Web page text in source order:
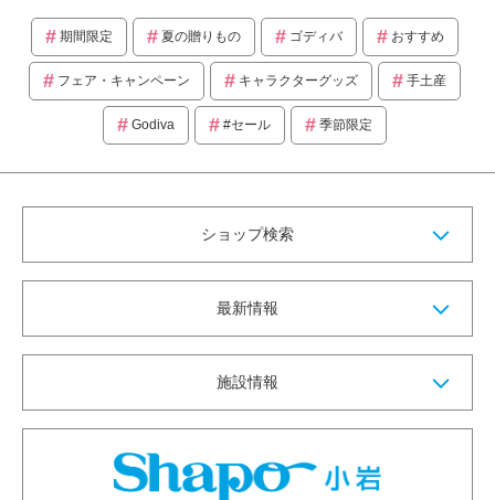
期間限定 夏の贈りもの ゴディバ おすすめ
フェア・キャンペーン キャラクターグッズ 手土産
Godiva #セール 季節限定
ショップ検索
最新情報
施設情報